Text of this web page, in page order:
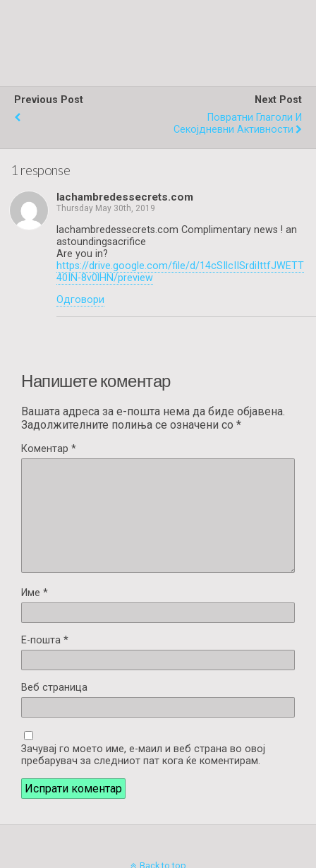
Previous Post
Next Post
Повратни Глаголи И
Секојдневни Активности
1 response
lachambredessecrets.com
Thursday May 30th, 2019
lachambredessecrets.com Complimentary news ! an
astoundingsacrifice
Are you in?
https://drive.google.com/file/d/14cSIlcIISrdiIttfJWETT
40IN-8v0lHN/preview
Одговори
Напишете коментар
Вашата адреса за е-пошта нема да биде објавена.
Задолжителните полиња се означени со *
Коментар *
Име *
Е-пошта *
Веб страница
Зачувај го моето име, е-маил и веб страна во овој
пребарувач за следниот пат кога ќе коментирам.
Back to top